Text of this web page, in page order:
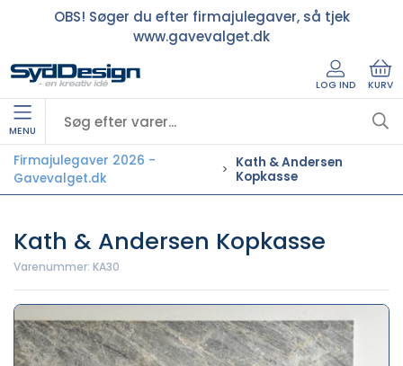
OBS! Søger du efter firmajulegaver, så tjek
www.gavevalget.dk
LOG IND KURV
MENU
Firmajulegaver 2026 -
Gavevalget.dk
Kath & Andersen
Kopkasse
Kath & Andersen Kopkasse
Varenummer: KA30